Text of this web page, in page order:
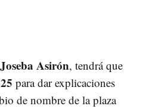
Joseba Asirón, tendrá que
para dar explicaciones
de nombre de la plaza